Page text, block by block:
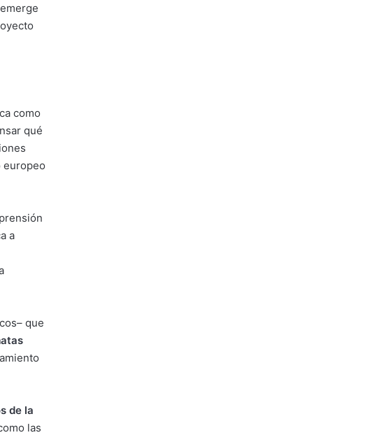
emerge
como
qué
europeo
a
que
de la
las